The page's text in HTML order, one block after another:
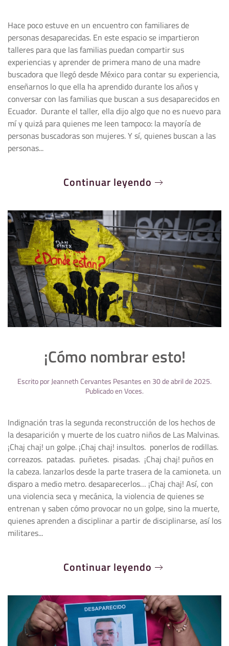
Hace poco estuve en un encuentro con familiares de
personas desaparecidas. En este espacio se impartieron
talleres para que las familias puedan compartir sus
experiencias y aprender de primera mano de una madre
buscadora que llegó desde México para contar su experiencia,
enseñarnos lo que ella ha aprendido durante los años y
conversar con las familias que buscan a sus desaparecidos en
Ecuador. Durante el taller, ella dijo algo que no es nuevo para
mí y quizá para quienes me leen tampoco: la mayoría de
personas buscadoras son mujeres. Y sí, quienes buscan a las
personas...
Continuar leyendo
¡Cómo nombrar esto!
Escrito porJeanneth Cervantes Pesantesen 30 de abril de 2025.
Publicado enVoces.
Indignación tras la segunda reconstrucción de los hechos de
la desaparición y muerte de los cuatro niños de Las Malvinas.
¡Chaj chaj! un golpe. ¡Chaj chaj! insultos. ponerlos de rodillas.
correazos. patadas. puñetes. pisadas. ¡Chaj chaj! puños en
la cabeza. lanzarlos desde la parte trasera de la camioneta. un
disparo a medio metro. desaparecerlos… ¡Chaj chaj! Así, con
una violencia seca y mecánica, la violencia de quienes se
entrenan y saben cómo provocar no un golpe, sino la muerte,
quienes aprenden a disciplinar a partir de disciplinarse, así los
militares...
Continuar leyendo